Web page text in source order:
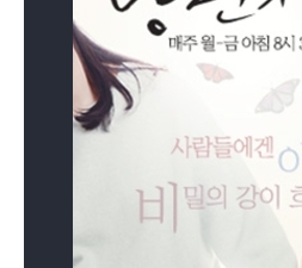
운명 같은 사랑에 빠진 두 사람을
것의 결코 가볍지 않은 무게와 그
가치를 이야기하고자 한다.